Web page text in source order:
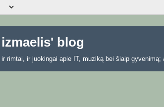
izmaelis' blog
ir rimtai, ir juokingai apie IT, muziką bei šiaip gyvenimą;